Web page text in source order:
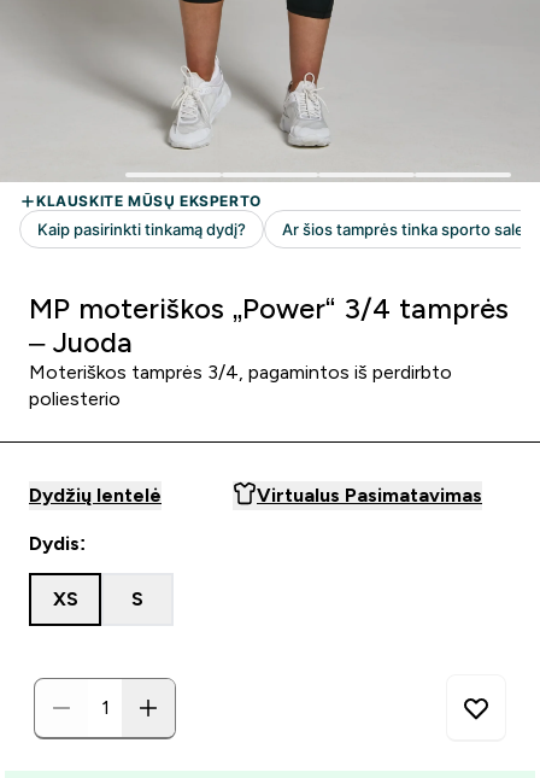
MP moteriškos „Power“ 3/4 tamprės
– Juoda
Moteriškos tamprės 3/4, pagamintos iš perdirbto
poliesterio
Dydžių lentelė Virtualus Pasimatavimas
Dydis:
XS S